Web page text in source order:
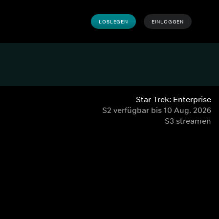
LOSLEGEN EINLOGGEN
Star Trek: Enterprise
S2 verfügbar bis 10 Aug. 2026
S3 streamen